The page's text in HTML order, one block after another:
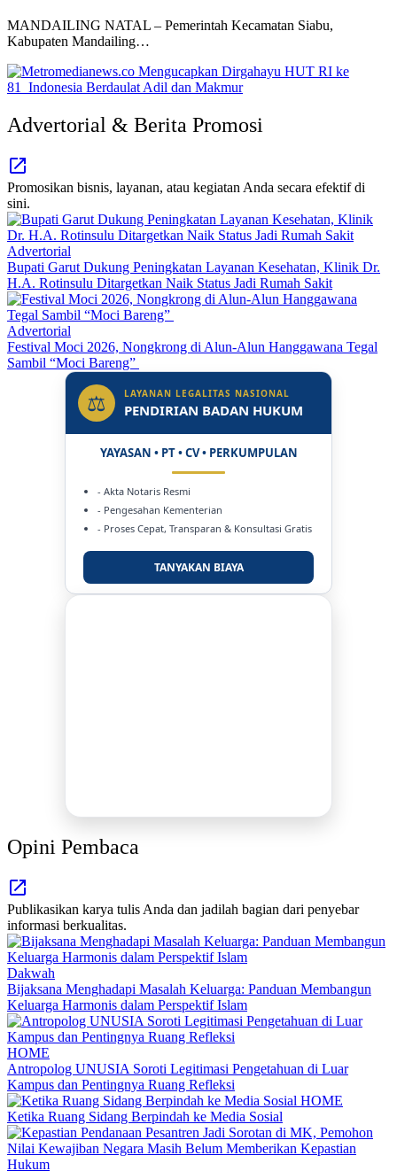
MANDAILING NATAL – Pemerintah Kecamatan Siabu,
Kabupaten Mandailing…
Advertorial & Berita Promosi
Promosikan bisnis, layanan, atau kegiatan Anda secara efektif di
sini.
Advertorial
Bupati Garut Dukung Peningkatan Layanan Kesehatan, Klinik Dr.
H.A. Rotinsulu Ditargetkan Naik Status Jadi Rumah Sakit
Advertorial
Festival Moci 2026, Nongkrong di Alun-Alun Hanggawana Tegal
Sambil “Moci Bareng”
⚖ LAYANAN LEGALITAS NASIONAL
PENDIRIAN BADAN HUKUM
YAYASAN • PT • CV • PERKUMPULAN
- Akta Notaris Resmi
- Pengesahan Kementerian
- Proses Cepat, Transparan & Konsultasi Gratis
TANYAKAN BIAYA
Opini Pembaca
Publikasikan karya tulis Anda dan jadilah bagian dari penyebar
informasi berkualitas.
Dakwah
Bijaksana Menghadapi Masalah Keluarga: Panduan Membangun
Keluarga Harmonis dalam Perspektif Islam
HOME
Antropolog UNUSIA Soroti Legitimasi Pengetahuan di Luar
Kampus dan Pentingnya Ruang Refleksi
HOME
Ketika Ruang Sidang Berpindah ke Media Sosial